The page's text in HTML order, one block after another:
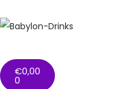
€0,00
0